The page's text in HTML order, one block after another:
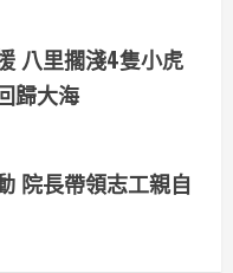
八里擱淺4隻小虎
歸大海
院長帶領志工親自